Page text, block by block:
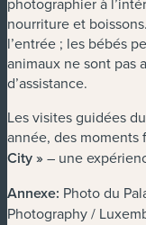
nourriture et
l’entrée ; les bébés
animaux ne sont pas
d’assistance.
Les visites guidées
année, des moments
City » – une
Annexe: Photo du
Photography /